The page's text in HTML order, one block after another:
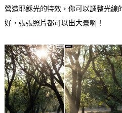
營造耶穌光的特效，你可以調整光線
好，張張照片都可以出大景啊！